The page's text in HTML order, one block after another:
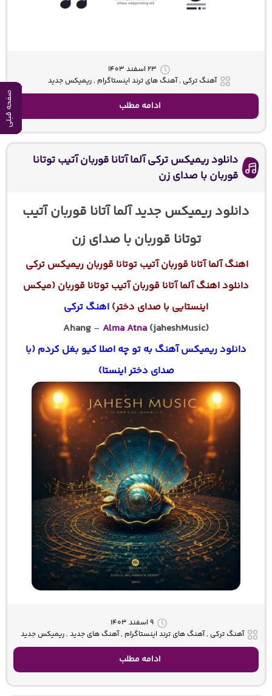
صفحه قبلی
صفحه قبلی
صفحه قبلی
صفحه قبلی
صفحه قبلی
۲۳ اسفند ۱۴۰۳
آهنگ ترکی , آهنگ های ترند اینستاگرام , ریمیکس جدید
ادامه مطلب
دانلود ریمیکس ترکی آلما آتانا قوربان آتیب توتانا
قوربان با صدای زن
دانلود ریمیکس جدید آلما آتانا قوربان آتیب
توتانا قوربان با صدای زن
اهنگ آلما آتانا قوربان آتیب توتانا قوربان ریمیکس ترکی
دانلود اهنگ آلما آتانا قوربان آتیب توتانا قوربان (میکس
اینستایی با صدای دختر) اهنگ ترکی
Ahang – Alma Atna (jaheshMusic)
دانلود ریمیکس آهنگ به تو چه اصلا کیو بغل کردم (با
صدای دختر اینستا)
صفحه قبلی
۹ اسفند ۱۴۰۳
آهنگ ترکی , آهنگ های ترند اینستاگرام , آهنگ های جدید , ریمیکس جدید
ادامه مطلب
صفحه قبلی
صفحه قبلی
صفحه قبلی